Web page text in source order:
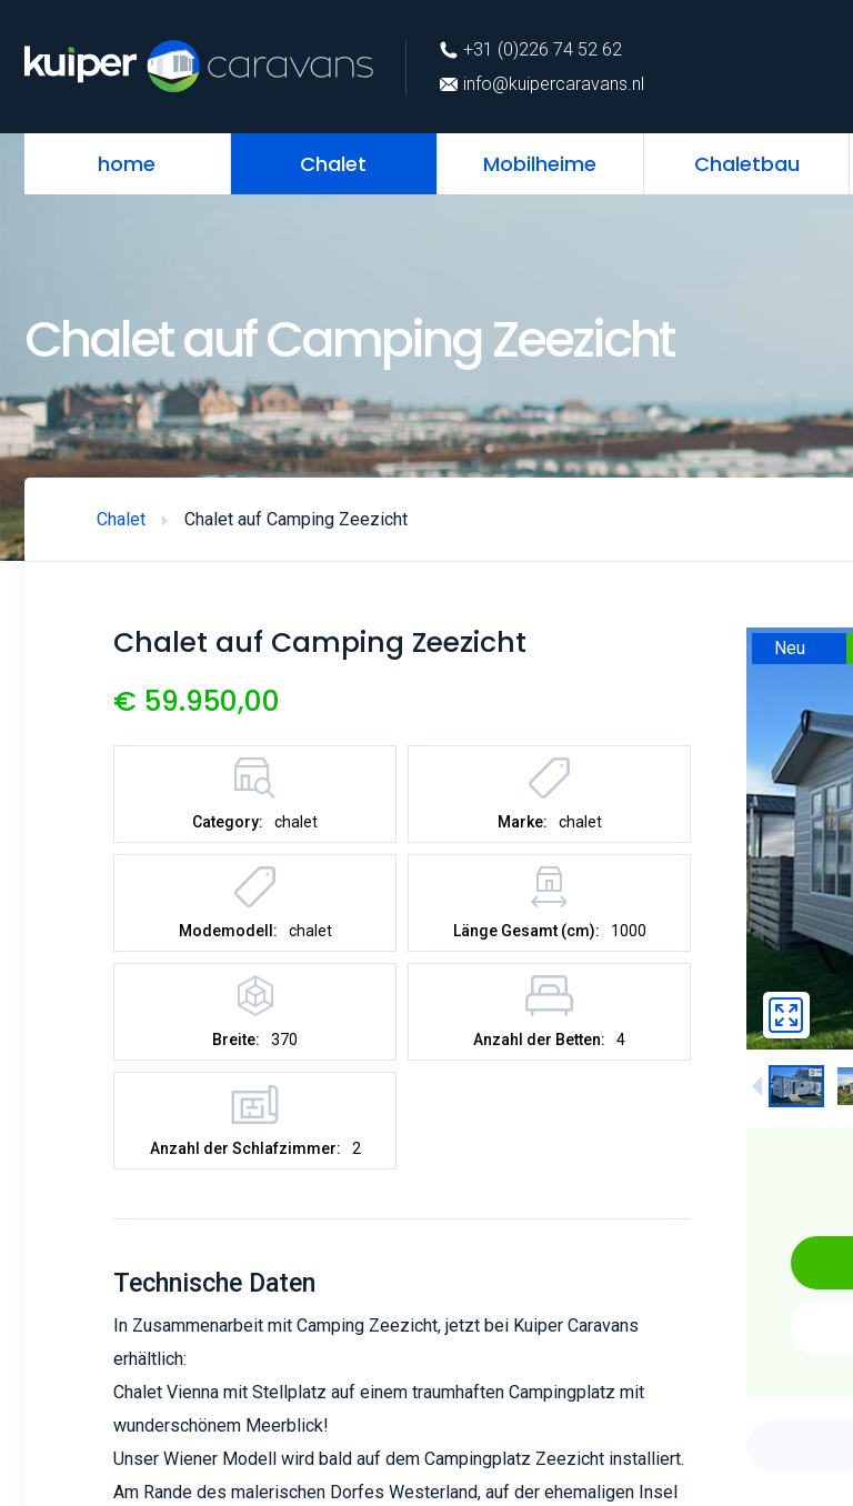
+31 (0)226 74 52 62
info@kuipercaravans.nl
home Chalet Mobilheime Chaletbau
info@kuipercaravans.nl
home
Chalet auf Camping Zeezicht
Chalet Chalet auf Camping Zeezicht
Chalet auf Camping Zeezicht
€ 59.950,00
Category: chalet Marke: chalet
Modemodell: chalet Länge Gesamt (cm): 1000
Breite: 370 Anzahl der Betten: 4
Anzahl der Schlafzimmer: 2
Technische Daten
In Zusammenarbeit mit Camping Zeezicht, jetzt bei Kuiper Caravans
erhältlich:
Chalet Vienna mit Stellplatz auf einem traumhaften Campingplatz mit
wunderschönem Meerblick!
Unser Wiener Modell wird bald auf dem Campingplatz Zeezicht installiert.
Am Rande des malerischen Dorfes Westerland, auf der ehemaligen Insel
Neu